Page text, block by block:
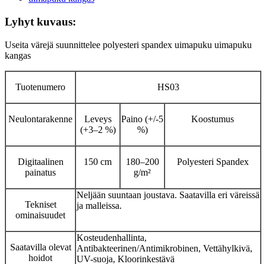
Lyhyt kuvaus:
Useita värejä suunnittelee polyesteri spandex uimapuku uimapuku
kangas
Tuotenumero HS03
Neulontarakenne
Leveys
(+3–2 %)
Paino (+/-5
%)
Koostumus
Digitaalinen
painatus
150 cm
180–200
g/m²
Polyesteri Spandex
Tekniset
ominaisuudet
Neljään suuntaan joustava. Saatavilla eri väreissä
ja malleissa.
Saatavilla olevat
hoidot
Kosteudenhallinta,
Antibakteerinen/Antimikrobinen, Vettähylkivä,
UV-suoja, Kloorinkestävä